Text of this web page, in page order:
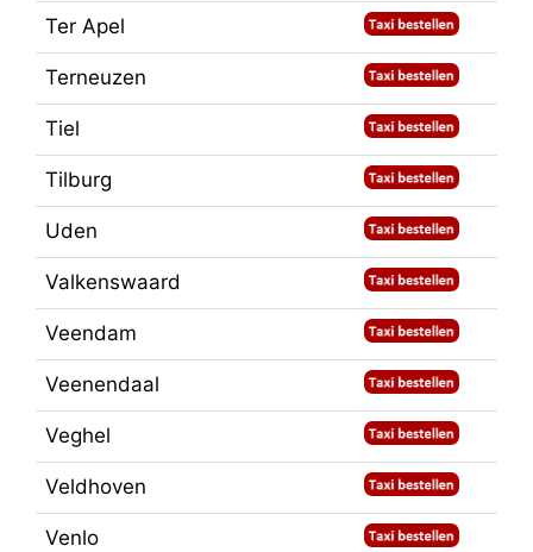
Ter Apel
Terneuzen
Tiel
Tilburg
Uden
Valkenswaard
Veendam
Veenendaal
Veghel
Veldhoven
Venlo